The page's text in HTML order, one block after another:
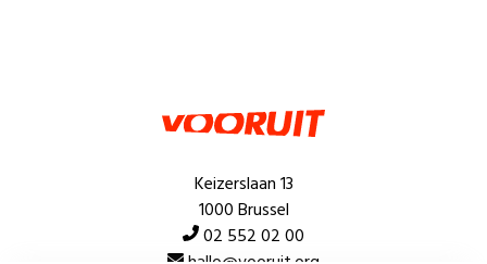
Keizerslaan 13
1000 Brussel
02 552 02 00